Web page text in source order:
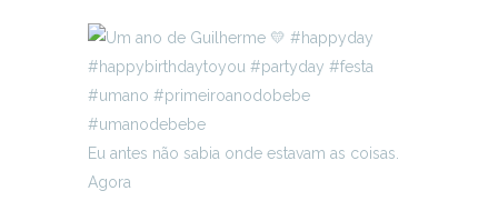
Eu antes não sabia onde estavam as coisas.
Agora